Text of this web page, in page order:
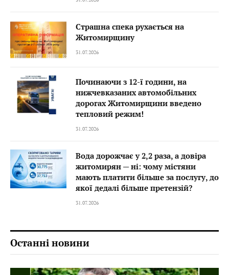
Страшна спека рухається на
Житомирщину
31.07.2026
Починаючи з 12-ї години, на
нижчевказаних автомобільних
дорогах Житомирщини введено
тепловий режим!
31.07.2026
Вода дорожчає у 2,2 раза, а довіра
житомирян — ні: чому містяни
мають платити більше за послугу, до
якої дедалі більше претензій?
31.07.2026
Останні новини